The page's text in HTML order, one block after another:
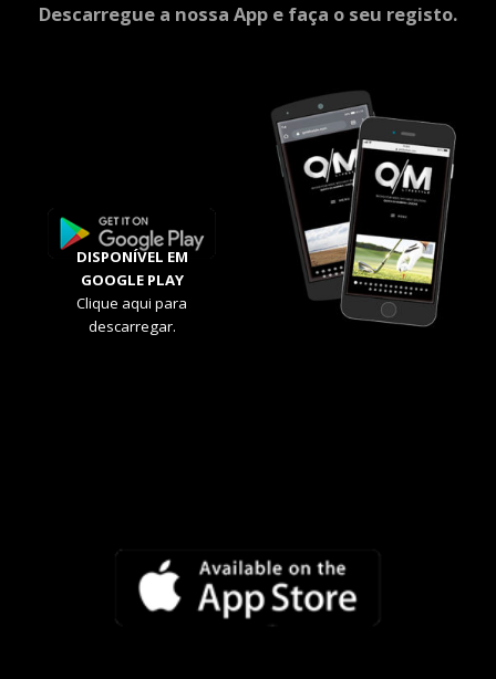
Descarregue a nossa App e faça o seu registo.
DISPONÍVEL EM
GOOGLE PLAY
Clique aqui para
descarregar.